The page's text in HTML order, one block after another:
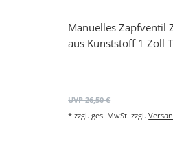
Manuelles Zapfventil
aus Kunststoff 1 Zoll
UVP 26,50 €
*zzgl. ges. MwSt. zzgl.